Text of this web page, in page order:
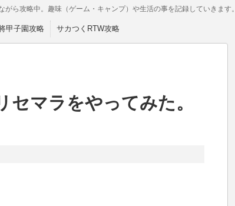
ら攻略中。趣味（ゲーム・キャンプ）や生活の事を記録していきます。
甲子園攻略 サカつくRTW攻略
マラをやってみた。